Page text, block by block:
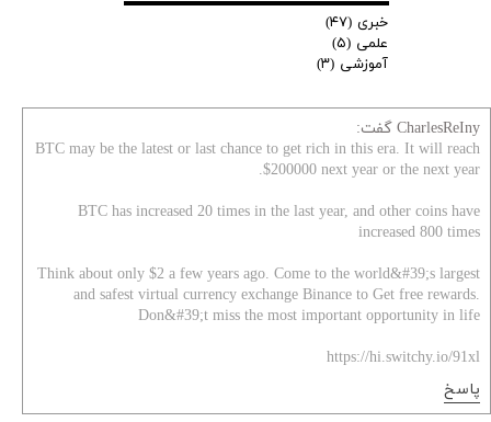
CharlesReIny گفت:
BTC may be the latest or last chance to get rich in this era. It will reach
$200000 next year or the next year.
BTC has increased 20 times in the last year, and other coins have
increased 800 times
Think about only $2 a few years ago. Come to the world&#39;s largest
and safest virtual currency exchange Binance to Get free rewards.
Don&#39;t miss the most important opportunity in life
https://hi.switchy.io/91xl
پاسخ
خبری (۴۷)
علمی (۵)
آموزشی (۳)